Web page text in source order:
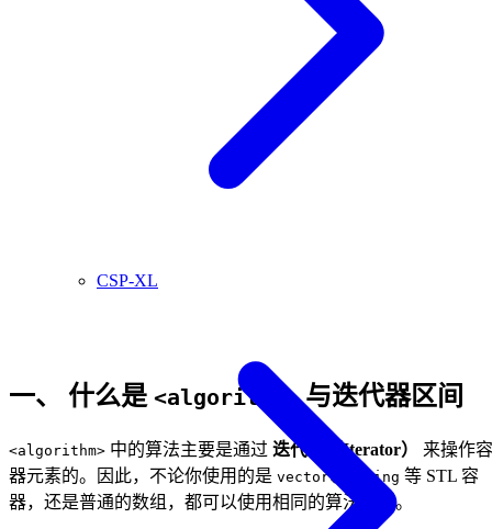
CSP-XL
一、 什么是 <algorithm>与迭代器区间
<algorithm> 中的算法主要是通过 迭代器（Iterator）
来操作容
器元素的。因此，不论你使用的是 vector、 string 等 STL 容
器，还是普通的数组，都可以使用相同的算法函数。